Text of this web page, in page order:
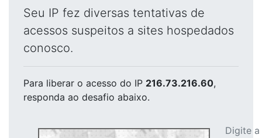
Seu IP fez diversas tentativas de
acessos suspeitos a sites hospedados
conosco.
Para liberar o acesso do IP 216.73.216.60,
responda ao desafio abaixo.
Digite